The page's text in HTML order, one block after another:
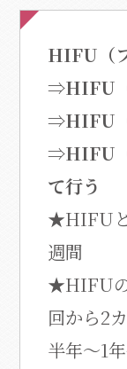
HIFU
⇒HIFU
⇒HIFU
⇒HIFU
て行う
★HIFUと
週間
★HIFUの
回から2
半年～1